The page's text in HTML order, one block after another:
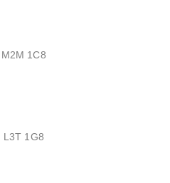
1C8
L3T 1G8